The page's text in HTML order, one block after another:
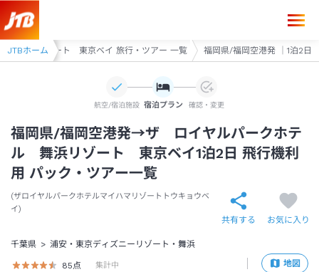
JTBホーム
舞浜リゾート 東京ベイ 旅行・ツアー 一覧 福岡県/福岡空港発 ｜1泊2日
航空/宿泊施設 宿泊プラン 確認・変更
福岡県/福岡空港発→ザ ロイヤルパークホテ
ル 舞浜リゾート 東京ベイ1泊2日 飛行機利
用 パック・ツアー一覧
ザロイヤルパークホテルマイハマリゾートトウキョウベ
イ
共有する お気に入り
千葉県
浦安・東京ディズニーリゾート・舞浜
地図
85点 集計中